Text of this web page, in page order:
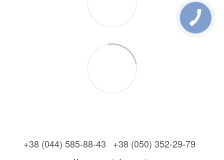
+38 (044) 585-88-43 +38 (050) 352-29-79